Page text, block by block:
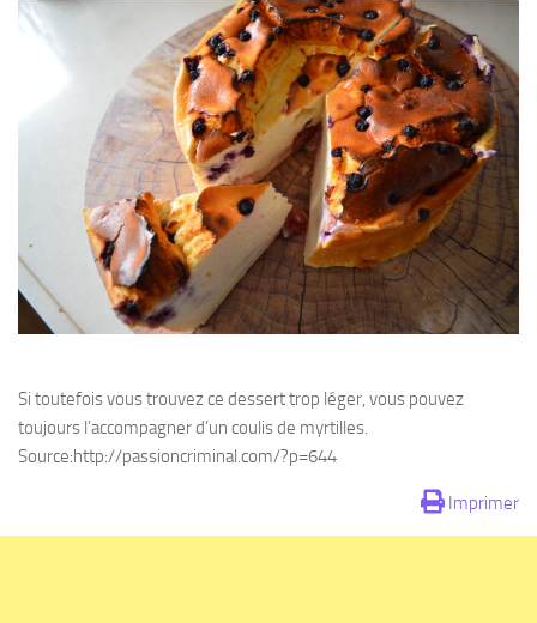
Si toutefois vous trouvez ce dessert trop léger, vous pouvez
toujours l’accompagner d’un coulis de myrtilles.
Source:http://passioncriminal.com/?p=644
Imprimer